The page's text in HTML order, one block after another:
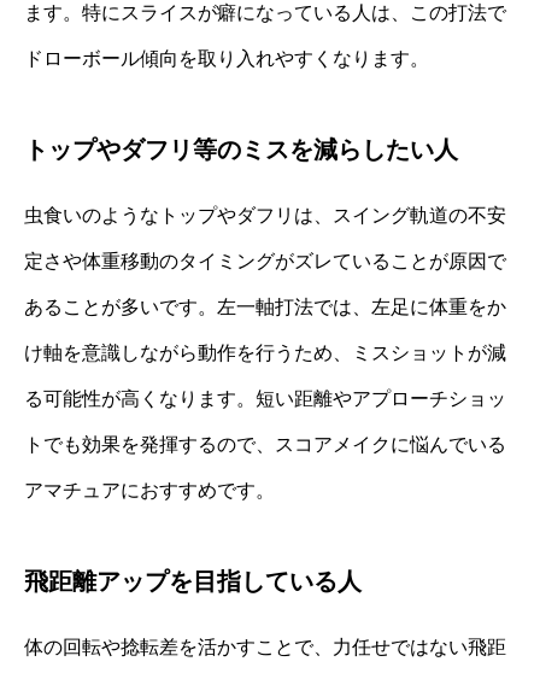
ます。特にスライスが癖になっている人は、この打法で
ドローボール傾向を取り入れやすくなります。
トップやダフリ等のミスを減らしたい人
虫食いのようなトップやダフリは、スイング軌道の不安
定さや体重移動のタイミングがズレていることが原因で
あることが多いです。左一軸打法では、左足に体重をか
け軸を意識しながら動作を行うため、ミスショットが減
る可能性が高くなります。短い距離やアプローチショッ
トでも効果を発揮するので、スコアメイクに悩んでいる
アマチュアにおすすめです。
飛距離アップを目指している人
体の回転や捻転差を活かすことで、力任せではない飛距